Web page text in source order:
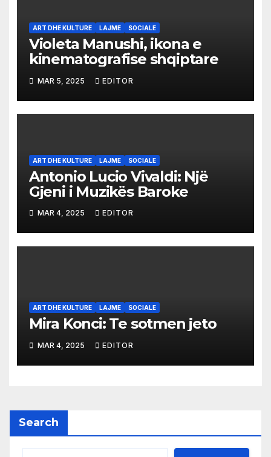
ART DHE KULTURE LAJME SOCIALE
Violeta Manushi, ikona e
kinematografise shqiptare
MAR 5, 2025 EDITOR
ART DHE KULTURE LAJME SOCIALE
Antonio Lucio Vivaldi: Një
Gjeni i Muzikës Baroke
MAR 4, 2025 EDITOR
ART DHE KULTURE LAJME SOCIALE
Mira Konci: Te sotmen jeto
MAR 4, 2025 EDITOR
Search